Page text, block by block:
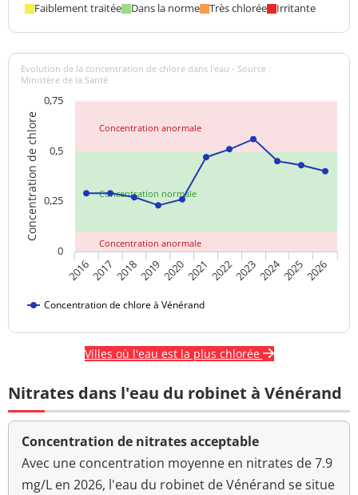
Faiblement traitée Dans la norme Très chlorée Irritante
Concentration normale
Concentration anormale
Concentration anormale
Concentration de chlore
Evolution de la concentration de chlore dans l'eau - Source :
Ministère de la Santé
Concentration de chlore à Vénérand
20162017 201820192020202120222023202420252026
0
0,25
0,5
0,75
Villes où l'eau est la plus chlorée
Nitrates dans l'eau du robinet à Vénérand
Concentration de nitrates acceptable
Avec une concentration moyenne en nitrates de 7.9
mg/L en 2026, l'eau du robinet de Vénérand se situe